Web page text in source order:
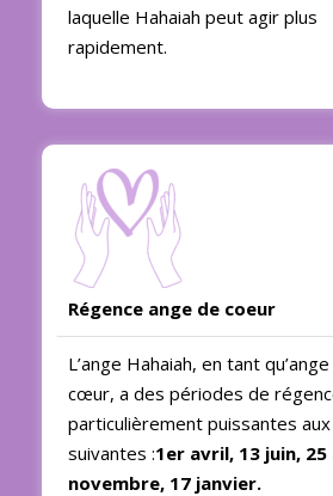
laquelle Hahaiah peut agir plus
rapidement.
Régence ange de coeur
L’ange Hahaiah, en tant
cœur, a des périodes de
particulièrement puissantes
suivantes :1er avril, 13 juin,
novembre, 17 janvier.